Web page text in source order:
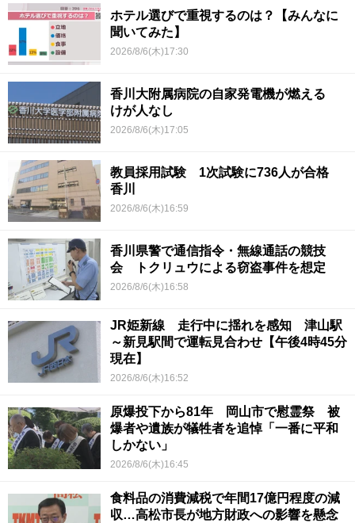
ホテル選びで重視するのは？【みんなに
聞いてみた】
2026/8/6(木)17:30
香川大附属病院の自家発電機が燃える
けが人なし
2026/8/6(木)17:05
教員採用試験 1次試験に736人が合格
香川
2026/8/6(木)16:59
香川県警で通信指令・無線通話の競技
会 トクリュウによる窃盗事件を想定
2026/8/6(木)16:58
JR姫新線 走行中に揺れを感知 津山駅
～新見駅間で運転見合わせ【午後4時45分
現在】
2026/8/6(木)16:52
原爆投下から81年 岡山市で慰霊祭 被
爆者や遺族が犠牲者を追悼「一番に平和
しかない」
2026/8/6(木)16:45
食料品の消費減税で年間17億円程度の減
収…高松市長が地方財政への影響を懸念